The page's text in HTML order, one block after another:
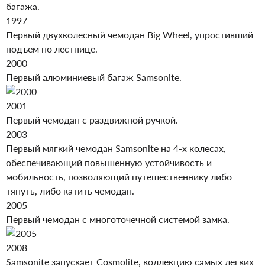
багажа.
1997
Первый двухколесный чемодан Big Wheel, упростивший
подъем по лестнице.
2000
Первый алюминиевый багаж Samsonite.
2001
Первый чемодан с раздвижной ручкой.
2003
Первый мягкий чемодан Samsonite на 4-х колесах,
обеспечивающий повышенную устойчивость и
мобильность, позволяющий путешественнику либо
тянуть, либо катить чемодан.
2005
Первый чемодан с многоточечной системой замка.
2008
Samsonite запускает Cosmolite, коллекцию самых легких